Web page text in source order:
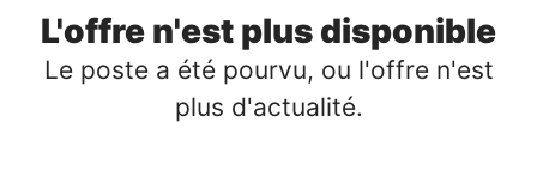
L'offre n'est plus disponible
Le poste a été pourvu, ou l'offre n'est
plus d'actualité.